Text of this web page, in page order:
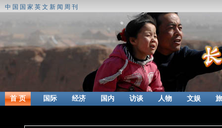
中国国家英文新闻周刊
首 页 国际 经济 国内 访谈 人物 文娱